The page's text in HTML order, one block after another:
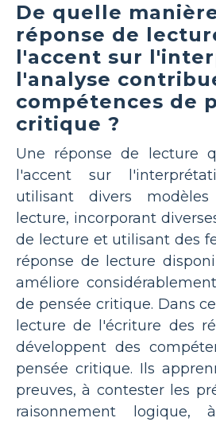
De quelle
réponse de
l'accent sur
l'analyse
compétences de
critique ?
Une réponse de lecture
l'accent sur
utilisant divers
lecture, incorporant
de lecture et utilisant des
réponse de lecture
améliore
de pensée critique. Dans
lecture de l'écriture des
développent des
pensée critique. Ils
preuves, à contester les
raisonnement logique,